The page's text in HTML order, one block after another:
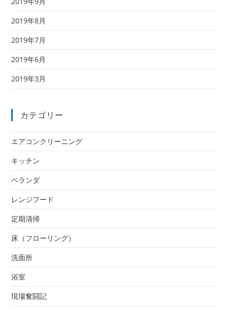
2019年8月
2019年7月
2019年6月
2019年3月
カテゴリー
エアコンクリーニング
キッチン
ベランダ
レンジフード
定期清掃
床（フローリング）
洗面所
浴室
現場奮闘記